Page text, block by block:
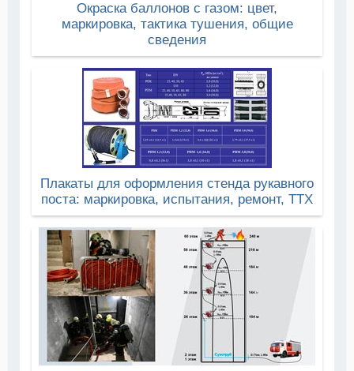
Окраска баллонов с газом: цвет,
маркировка, тактика тушения, общие
сведения
Плакаты для оформления стенда рукавного
поста: маркировка, испытания, ремонт, ТТХ